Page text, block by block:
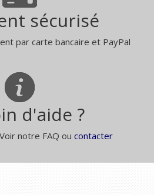
sécurisé
par carte bancaire et PayPal
d'aide ?
notre FAQ ou contacter